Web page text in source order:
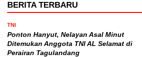
BERITA TERBARU
TNI
Ponton Hanyut, Nelayan Asal Minut
Ditemukan Anggota TNI AL Selamat di
Perairan Tagulandang